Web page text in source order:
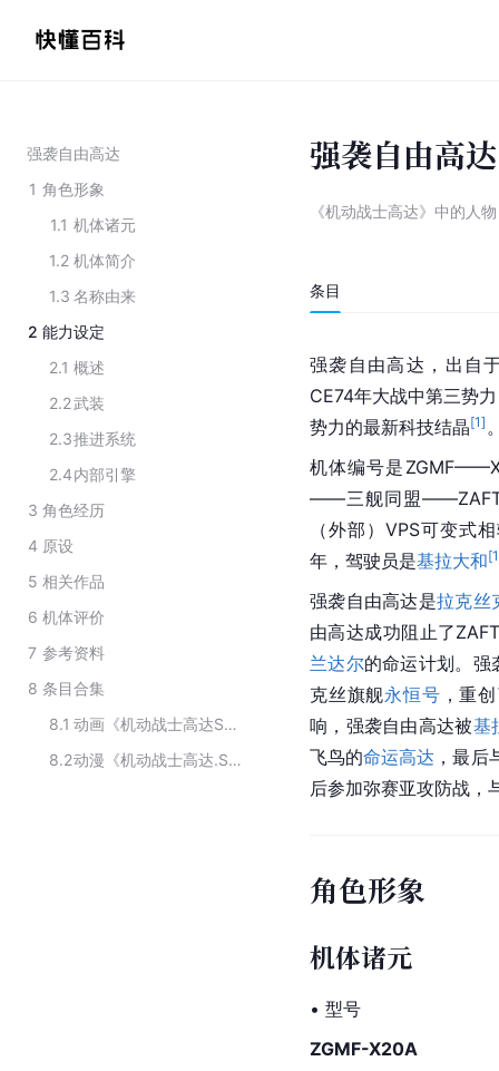
强袭自由高达
1 角色形象
1.1 机体诸元
1.2 机体简介
1.3 名称由来
2 能力设定
2.1 概述
2.2武装
2.3推进系统
2.4内部引擎
3 角色经历
4 原设
5 相关作品
6 机体评价
7 参考资料
8 条目合集
8.1
动画《机动战士高达SEED》中的角色
8.2
动漫《机动战士高达.SEED.DESTINY》及其衍生作品中的机体
强袭自由高达
《机动战士高达》中的人物
条目
强袭自由高达，出自
CE74年大战中第三势
势力的最新科技结晶[1]
机体编号是
——三舰同盟——ZAFT
（外部）VPS可变式
年，驾驶员是基拉大和[1
强袭自由高达是拉克丝
由高达成功阻止了
兰达尔的命运计划。强
克丝旗舰永恒号 ，重
响，强袭自由高达被基
飞鸟的命运高达 ，最后
后参加弥赛亚攻防战，
角色形象
机体诸元
• 型号
ZGMF-X20A